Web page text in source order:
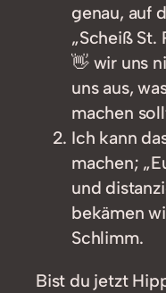
genau, auf
„Scheiß St.
👋 wir uns
uns aus,
machen
Ich kann
machen;
und
bekämen
Schlimm.
Bist du jetzt